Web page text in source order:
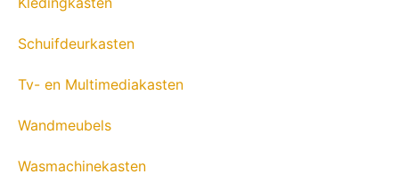
Schuifdeurkasten
Tv- en Multimediakasten
Wandmeubels
Wasmachinekasten